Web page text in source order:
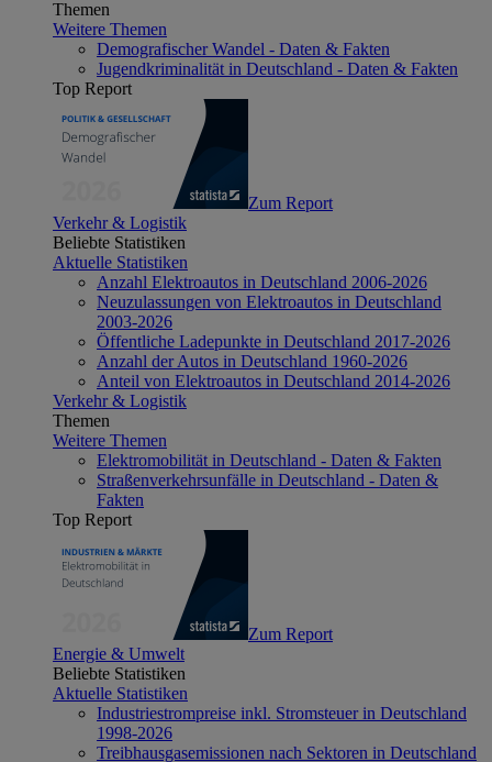
Themen
Weitere Themen
Demografischer Wandel - Daten & Fakten
Jugendkriminalität in Deutschland - Daten & Fakten
Top Report
Zum Report
Verkehr & Logistik
Beliebte Statistiken
Aktuelle Statistiken
Anzahl Elektroautos in Deutschland 2006-2026
Neuzulassungen von Elektroautos in Deutschland
2003-2026
Öffentliche Ladepunkte in Deutschland 2017-2026
Anzahl der Autos in Deutschland 1960-2026
Anteil von Elektroautos in Deutschland 2014-2026
Verkehr & Logistik
Themen
Weitere Themen
Elektromobilität in Deutschland - Daten & Fakten
Straßenverkehrsunfälle in Deutschland - Daten &
Fakten
Top Report
Zum Report
Energie & Umwelt
Beliebte Statistiken
Aktuelle Statistiken
Industriestrompreise inkl. Stromsteuer in Deutschland
1998-2026
Treibhausgasemissionen nach Sektoren in Deutschland